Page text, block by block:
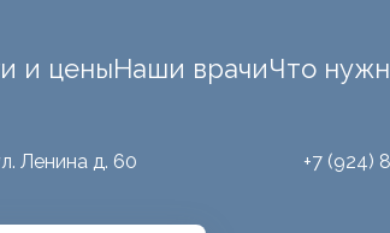
и ценыНаши врачиЧто
Ленина д. 60 +7 (924)